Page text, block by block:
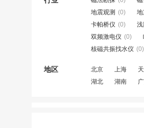
地震观测 (0)
卡帕桥仪 (0)
双频激电仪 (0)
核磁共振找水仪 (0)
地区 北京 上海
湖北
湖南